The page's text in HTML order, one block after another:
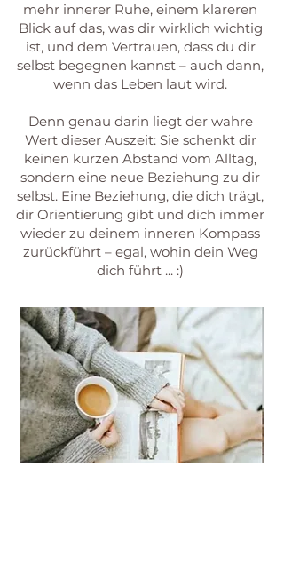
mehr innerer Ruhe, einem klareren
Blick auf das, was dir wirklich wichtig
ist, und dem Vertrauen, dass du dir
selbst begegnen kannst – auch dann,
wenn das Leben laut wird.
Denn genau darin liegt der wahre
Wert dieser Auszeit: Sie schenkt dir
keinen kurzen Abstand vom Alltag,
sondern eine neue Beziehung zu dir
selbst. Eine Beziehung, die dich trägt,
dir Orientierung gibt und dich immer
wieder zu deinem inneren Kompass
zurückführt – egal, wohin dein Weg
dich führt ... :)